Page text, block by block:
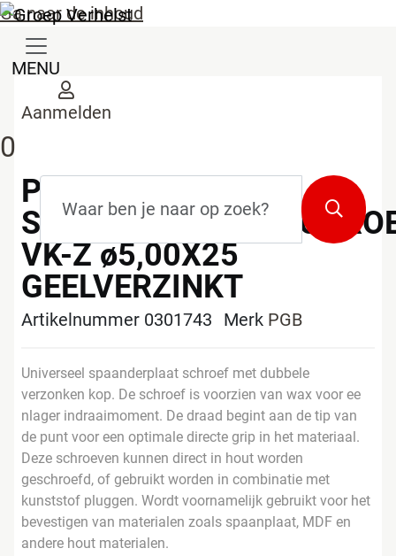
Ga naar de inhoud
MENU
Aanmelden
0
Zoekterm
Zoeken
PGB
VK-Z ø5,00X25
GEELVERZINKT
Artikelnummer 0301743 Merk PGB
Universeel spaanderplaat schroef met dubbele
verzonken kop. De schroef is voorzien van wax voor ee
nlager indraaimoment. De draad begint aan de tip van
de punt voor een optimale directe grip in het materiaal.
Deze schroeven kunnen direct in hout worden
geschroefd, of gebruikt worden in combinatie met
kunststof pluggen. Wordt voornamelijk gebruikt voor het
bevestigen van materialen zoals spaanplaat, MDF en
andere hout materialen.